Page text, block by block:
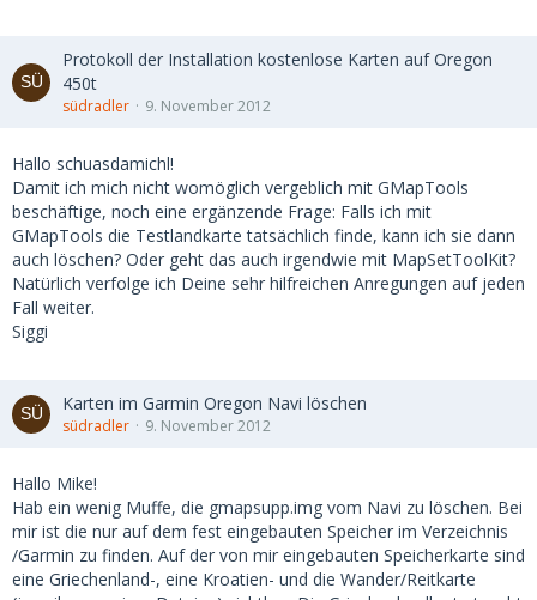
Protokoll der Installation kostenlose Karten auf Oregon
450t
südradler 9. November 2012
Hallo schuasdamichl!
Damit ich mich nicht womöglich vergeblich mit GMapTools
beschäftige, noch eine ergänzende Frage: Falls ich mit
GMapTools die Testlandkarte tatsächlich finde, kann ich sie dann
auch löschen? Oder geht das auch irgendwie mit MapSetToolKit?
Natürlich verfolge ich Deine sehr hilfreichen Anregungen auf jeden
Fall weiter.
Siggi
Karten im Garmin Oregon Navi löschen
südradler 9. November 2012
Hallo Mike!
Hab ein wenig Muffe, die gmapsupp.img vom Navi zu löschen. Bei
mir ist die nur auf dem fest eingebauten Speicher im Verzeichnis
/Garmin zu finden. Auf der von mir eingebauten Speicherkarte sind
eine Griechenland-, eine Kroatien- und die Wander/Reitkarte